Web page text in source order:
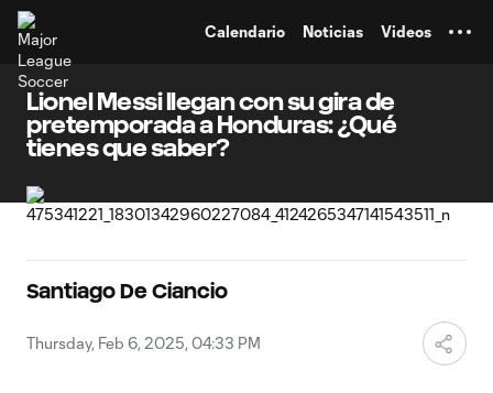
Calendario Noticias Videos
Lionel Messi llegan con su gira de
pretemporada a Honduras: ¿Qué
tienes que saber?
Santiago De Ciancio
Thursday, Feb 6, 2025, 04:33 PM